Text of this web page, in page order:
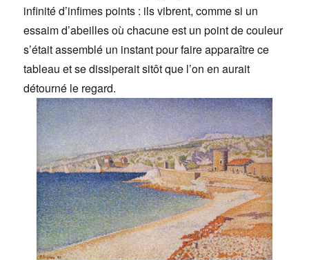
infinité d’infimes points : ils vibrent, comme si un
essaim d’abeilles où chacune est un point de couleur
s’était assemblé un instant pour faire apparaître ce
tableau et se dissiperait sitôt que l’on en aurait
détourné le regard.